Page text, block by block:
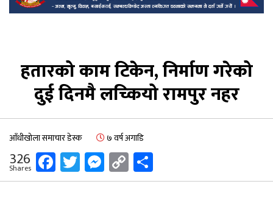
हतारको काम टिकेन, निर्माण गरेको
दुई दिनमै लच्कियो रामपुर नहर
आँधीखोला समाचार डेस्क ७ वर्ष अगाडि
326
Shares Facebook
Twitter
Messenger
Copy
Link